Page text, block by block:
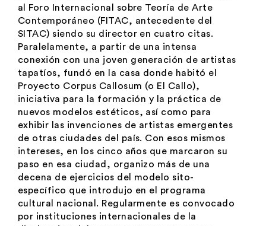
al Foro Internacional sobre Teoría de Arte
Contemporáneo (FITAC, antecedente del
SITAC) siendo su director en cuatro citas.
Paralelamente, a partir de una intensa
conexión con una joven generación de artistas
tapatíos, fundó en la casa donde habitó el
Proyecto Corpus Callosum (o El Callo),
iniciativa para la formación y la práctica de
nuevos modelos estéticos, así como para
exhibir las invenciones de artistas emergentes
de otras ciudades del país. Con esos mismos
intereses, en los cinco años que marcaron su
paso en esa ciudad, organizo más de una
decena de ejercicios del modelo sito-
específico que introdujo en el programa
cultural nacional. Regularmente es convocado
por instituciones internacionales de la